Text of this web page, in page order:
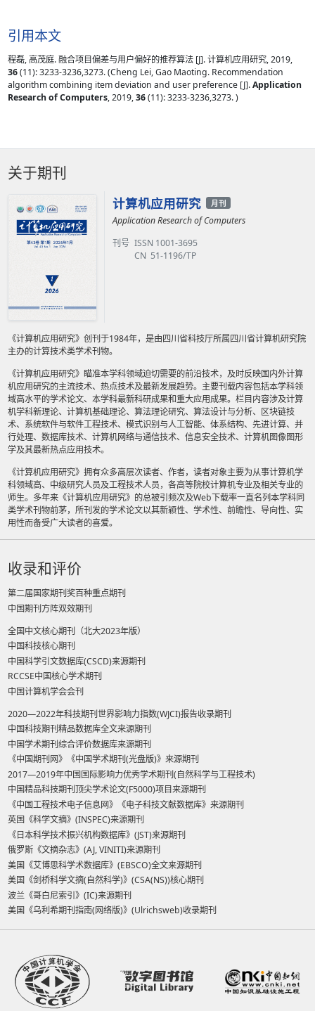
引用本文
程磊, 高茂庭. 融合项目偏差与用户偏好的推荐算法 [J]. 计算机应用研究, 2019,
36(11): 3233-3236,3273. (Cheng Lei, Gao Maoting. Recommendation
algorithm combining item deviation and user preference [J].Application
Research of Computers, 2019,36(11): 3233-3236,3273. )
关于期刊
计算机应用研究 月刊
Application Research of Computers
刊号 ISSN 1001-3695
CN 51-1196/TP
《计算机应用研究》创刊于1984年，是由四川省科技厅所属四川省计算机研究院
主办的计算技术类学术刊物。
《计算机应用研究》瞄准本学科领域迫切需要的前沿技术，及时反映国内外计算
机应用研究的主流技术、热点技术及最新发展趋势。主要刊载内容包括本学科领
域高水平的学术论文、本学科最新科研成果和重大应用成果。栏目内容涉及计算
机学科新理论、计算机基础理论、算法理论研究、算法设计与分析、区块链技
术、系统软件与软件工程技术、模式识别与人工智能、体系结构、先进计算、并
行处理、数据库技术、计算机网络与通信技术、信息安全技术、计算机图像图形
学及其最新热点应用技术。
《计算机应用研究》拥有众多高层次读者、作者，读者对象主要为从事计算机学
科领域高、中级研究人员及工程技术人员，各高等院校计算机专业及相关专业的
师生。多年来《计算机应用研究》的总被引频次及Web下载率一直名列本学科同
类学术刊物前茅，所刊发的学术论文以其新颖性、学术性、前瞻性、导向性、实
用性而备受广大读者的喜爱。
收录和评价
第二届国家期刊奖百种重点期刊
中国期刊方阵双效期刊
全国中文核心期刊（北大2023年版）
中国科技核心期刊
中国科学引文数据库(CSCD)来源期刊
RCCSE中国核心学术期刊
中国计算机学会会刊
2020—2022年科技期刊世界影响力指数(WJCI)报告收录期刊
中国科技期刊精品数据库全文来源期刊
中国学术期刊综合评价数据库来源期刊
《中国期刊网》《中国学术期刊(光盘版)》来源期刊
2017—2019年中国国际影响力优秀学术期刊(自然科学与工程技术)
中国精品科技期刊顶尖学术论文(F5000)项目来源期刊
《中国工程技术电子信息网》《电子科技文献数据库》来源期刊
英国《科学文摘》(INSPEC)来源期刊
《日本科学技术振兴机构数据库》(JST)来源期刊
俄罗斯《文摘杂志》(AJ, VINITI)来源期刊
美国《艾博思科学术数据库》(EBSCO)全文来源期刊
美国《剑桥科学文摘(自然科学)》(CSA(NS))核心期刊
波兰《哥白尼索引》(IC)来源期刊
美国《乌利希期刊指南(网络版)》(Ulrichsweb)收录期刊